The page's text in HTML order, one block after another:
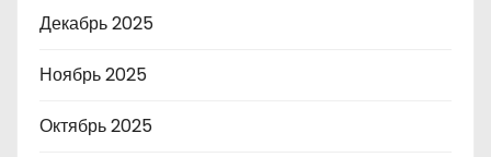
Декабрь 2025
Ноябрь 2025
Октябрь 2025